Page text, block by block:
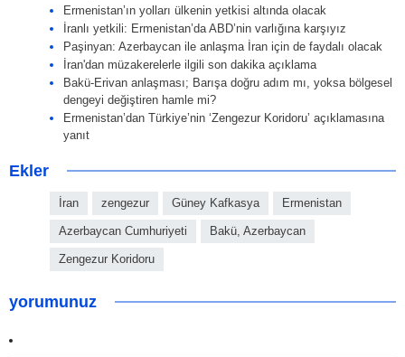
Ermenistan’ın yolları ülkenin yetkisi altında olacak
İranlı yetkili: Ermenistan’da ABD’nin varlığına karşıyız
Paşinyan: Azerbaycan ile anlaşma İran için de faydalı olacak
İran'dan müzakerelerle ilgili son dakika açıklama
Bakü-Erivan anlaşması; Barışa doğru adım mı, yoksa bölgesel
dengeyi değiştiren hamle mi?
Ermenistan’dan Türkiye’nin ‘Zengezur Koridoru’ açıklamasına
yanıt
Ekler
İran zengezur Güney Kafkasya Ermenistan
Azerbaycan Cumhuriyeti Bakü, Azerbaycan
Zengezur Koridoru
yorumunuz